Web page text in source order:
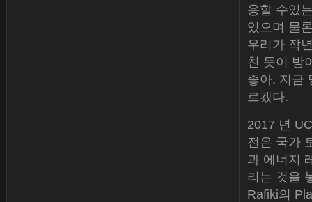
용할 수있
있으며 물
우리가 작
친 듯이 방
좋아. 지금
르겠다.
2017 년
전은 국가
과 에너지
리는 것을
Rafiki의